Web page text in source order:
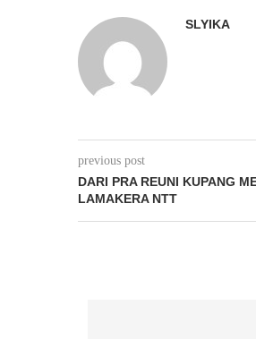
SLYIKA
previous post
DARI PRA REUNI KUPANG
LAMAKERA NTT